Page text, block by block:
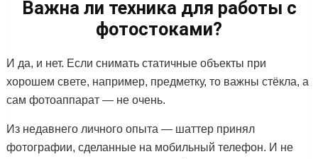
Важна ли техника для работы с
фотостоками?
И да, и нет. Если снимать статичные объекты при
хорошем свете, например, предметку, то важны стёкла, а
сам фотоаппарат — не очень.
Из недавнего личного опыта — шаттер принял
фотографии, сделанные на мобильный телефон. И не